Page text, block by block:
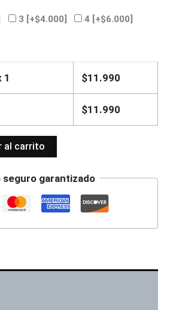
3 [+$4.000] 4 [+$6.000]
1 $11.990
$11.990
al carrito
seguro garantizado